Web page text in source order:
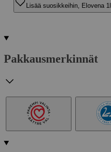
Lisää suosikkeihin, Elovena
Pakkausmerkinnät